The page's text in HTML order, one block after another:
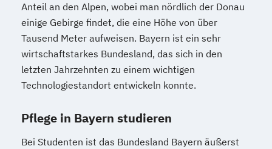
Anteil an den Alpen, wobei man nördlich der Donau
einige Gebirge findet, die eine Höhe von über
Tausend Meter aufweisen. Bayern ist ein sehr
wirtschaftstarkes Bundesland, das sich in den
letzten Jahrzehnten zu einem wichtigen
Technologiestandort entwickeln konnte.
Pflege in Bayern studieren
Bei Studenten ist das Bundesland Bayern äußerst